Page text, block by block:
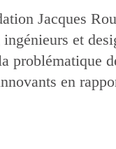
Jacques
et
problématique
en